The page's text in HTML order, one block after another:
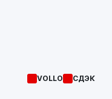
VOLLO СДЭК